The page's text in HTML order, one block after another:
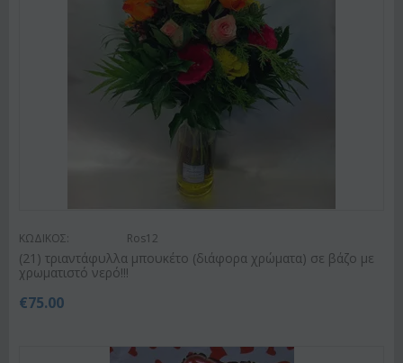
ΚΩΔΙΚΟΣ: Ros12
(21) τριαντάφυλλα μπουκέτο (διάφορα χρώματα) σε βάζο με
χρωματιστό νερό!!!
€75.00